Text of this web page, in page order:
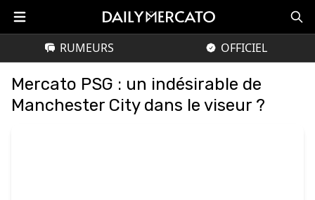
RUMEURS OFFICIEL
Mercato PSG : un indésirable de
Manchester City dans le viseur ?